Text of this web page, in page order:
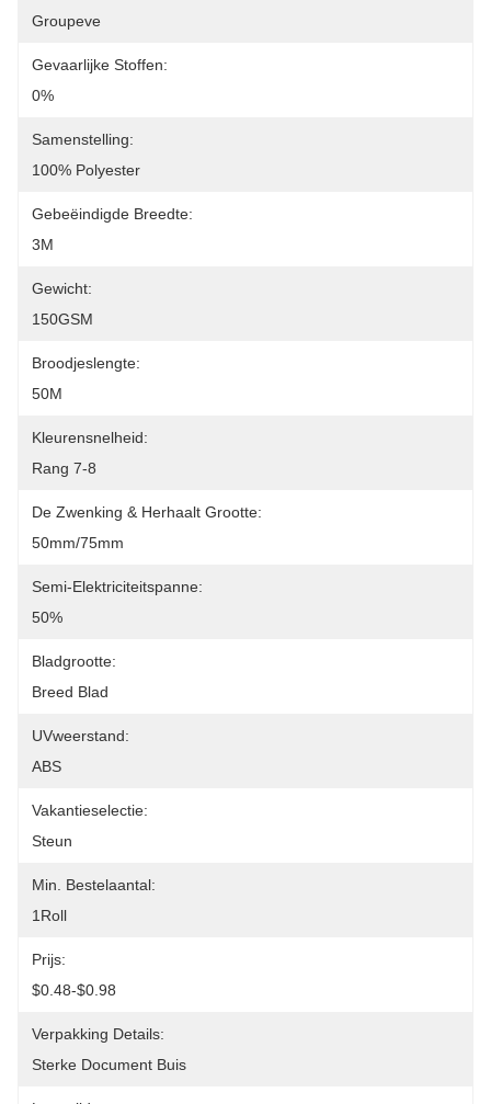
Groupeve
Gevaarlijke Stoffen:
0%
Samenstelling:
100% Polyester
Gebeëindigde Breedte:
3M
Gewicht:
150GSM
Broodjeslengte:
50M
Kleurensnelheid:
Rang 7-8
De Zwenking & Herhaalt Grootte:
50mm/75mm
Semi-Elektriciteitspanne:
50%
Bladgrootte:
Breed Blad
UVweerstand:
ABS
Vakantieselectie:
Steun
Min. Bestelaantal:
1Roll
Prijs:
$0.48-$0.98
Verpakking Details:
Sterke Document Buis